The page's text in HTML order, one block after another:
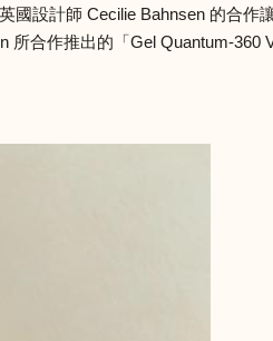
設計師 Cecilie Bahnsen 的合作
合作推出的「Gel Quantum-360